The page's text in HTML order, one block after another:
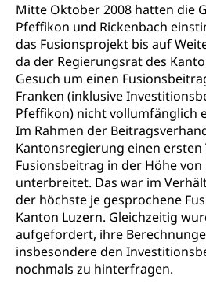
Mitte Oktober 2008 hatten die
Pfeffikon und Rickenbach
das Fusionsprojekt bis auf
da der Regierungsrat des
Gesuch um einen
Franken (inklusive
Pfeffikon) nicht vollumfänglich
Im Rahmen der
Kantonsregierung einen
Fusionsbeitrag in der Höhe von
unterbreitet. Das war im
der höchste je gesprochene
Kanton Luzern. Gleichzeitig
aufgefordert, ihre
insbesondere den
nochmals zu hinterfragen.
Opferhilfe
Invalidenversicherung
Soziale
Fachstelle Sucht
Drogen
Sucht
Gesundheitsversorgung
Gesundheitsversorgung, Spital,
Ambulant vor stationär, AVOS,
AHV / IV
Altersrente, Invalidenrente,
Sozialversicherung,
Pensionskasse, erste Säule,
Säule, Hilflosenentschädigung,
Ergänzungsleistungen,
Todesfallversicherung
AHV-
Behinderung
Körperbehinderung,
geistige Behinderung,